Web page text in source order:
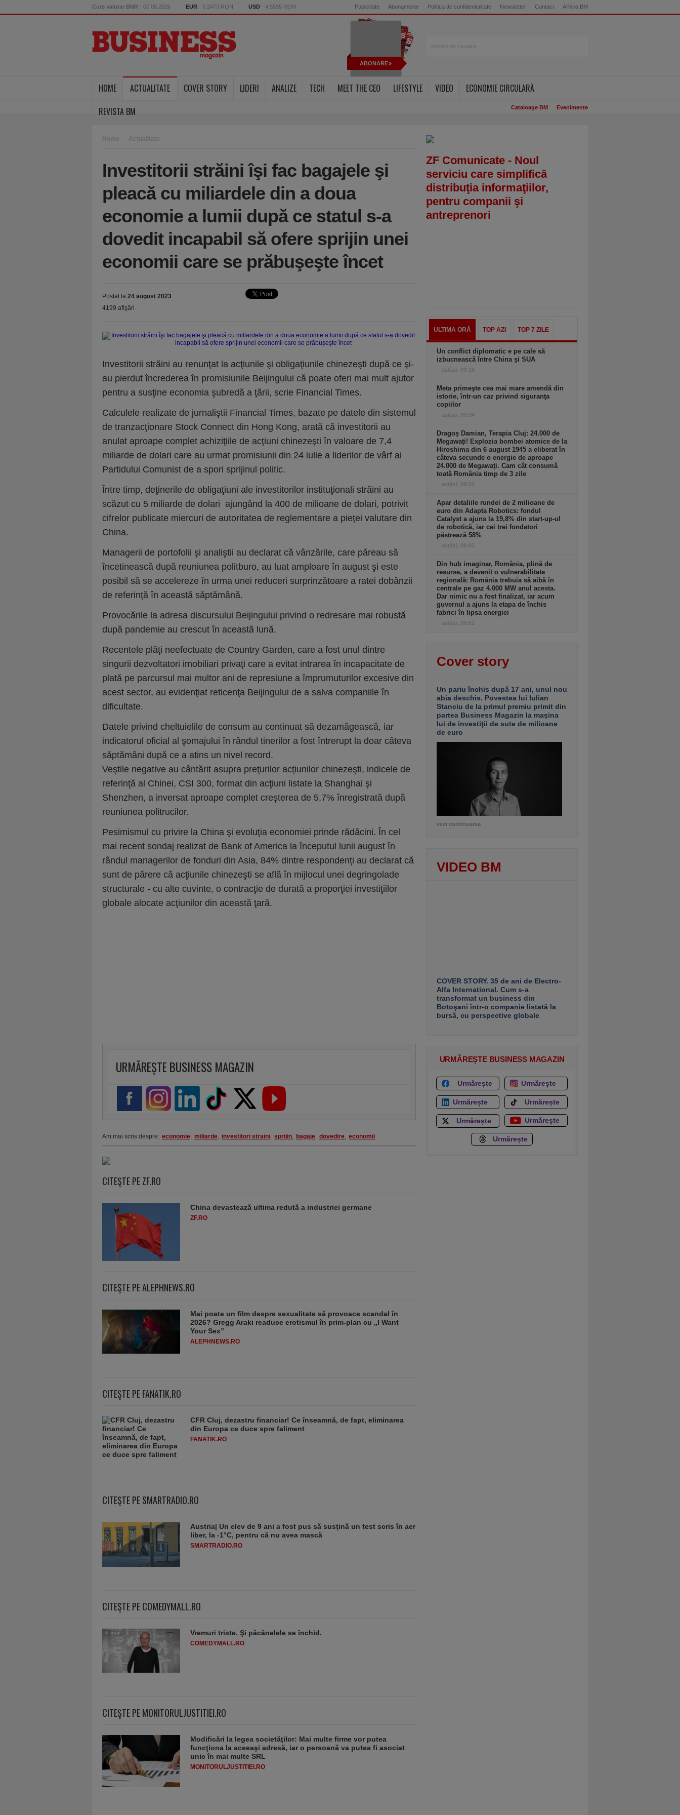
Curs valutar BNR - 07.08.2026 EUR - 5.2473 RON USD - 4.5595 RON Publicitate Abonamente Politica de confidentialitate Newsletter Contact Arhiva BM
ABONARE
HOME ACTUALITATE COVER STORY LIDERI ANALIZE TECH MEET THE CEO LIFESTYLE VIDEO
ECONOMIE CIRCULARĂ
REVISTA BM
Cataloage BM Evenimente
Home Actualitate
Investitorii străini îşi fac bagajele şi
pleacă cu miliardele din a doua
economie a lumii după ce statul s-a
dovedit incapabil să ofere sprijin unei
economii care se prăbuşeşte încet
Postat la 24 august 2023
4199 afişări
Investitorii străini au renunţat la acţiunile şi obligaţiunile chinezeşti după ce şi-
au pierdut încrederea în promisiunile Beijingului că poate oferi mai mult ajutor
pentru a susţine economia şubredă a ţării, scrie Financial Times.
Calculele realizate de jurnaliştii Financial Times, bazate pe datele din sistemul
de tranzacţionare Stock Connect din Hong Kong, arată că investitorii au
anulat aproape complet achiziţiile de acţiuni chinezeşti în valoare de 7,4
miliarde de dolari care au urmat promisiunii din 24 iulie a liderilor de vârf ai
Partidului Comunist de a spori sprijinul politic.
Între timp, deţinerile de obligaţiuni ale investitorilor instituţionali străini au
scăzut cu 5 miliarde de dolari ajungând la 400 de milioane de dolari, potrivit
cifrelor publicate miercuri de autoritatea de reglementare a pieţei valutare din
China.
Managerii de portofolii şi analiştii au declarat că vânzările, care păreau să
încetinească după reuniunea politburo, au luat amploare în august şi este
posibil să se accelereze în urma unei reduceri surprinzătoare a ratei dobânzii
de referinţă în această săptămână.
Provocările la adresa discursului Beijingului privind o redresare mai robustă
după pandemie au crescut în această lună.
Recentele plăţi neefectuate de Country Garden, care a fost unul dintre
singurii dezvoltatori imobiliari privaţi care a evitat intrarea în incapacitate de
plată pe parcursul mai multor ani de represiune a împrumuturilor excesive din
acest sector, au evidenţiat reticenţa Beijingului de a salva companiile în
dificultate.
Datele privind cheltuielile de consum au continuat să dezamăgească, iar
indicatorul oficial al şomajului în rândul tinerilor a fost întrerupt la doar câteva
săptămâni după ce a atins un nivel record.
Veştile negative au cântărit asupra preţurilor acţiunilor chinezeşti, indicele de
referinţă al Chinei, CSI 300, format din acţiuni listate la Shanghai şi
Shenzhen, a inversat aproape complet creşterea de 5,7% înregistrată după
reuniunea politrucilor.
Pesimismul cu privire la China şi evoluţia economiei prinde rădăcini. În cel
mai recent sondaj realizat de Bank of America la începutul lunii august în
rândul managerilor de fonduri din Asia, 84% dintre respondenţi au declarat că
sunt de părere că acţiunile chinezeşti se află în mijlocul unei degringolade
structurale - cu alte cuvinte, o contracţie de durată a proporţiei investiţiilor
globale alocate acţiunilor din această ţară.
URMĂREȘTE BUSINESS MAGAZIN
Am mai scris despre: economie, miliarde, investitori straini, sprijin, bagaje, dovedire, economii
CITEŞTE PE ZF.RO
China devastează ultima redută a industriei germane
ZF.RO
CITEŞTE PE ALEPHNEWS.RO
Mai poate un film despre sexualitate să provoace scandal în
2026? Gregg Araki readuce erotismul în prim-plan cu „I Want
Your Sex”
ALEPHNEWS.RO
CITEŞTE PE FANATIK.RO
CFR Cluj, dezastru financiar! Ce înseamnă, de fapt, eliminarea
din Europa ce duce spre faliment
FANATIK.RO
CITEŞTE PE SMARTRADIO.RO
Austria| Un elev de 9 ani a fost pus să susţină un test scris în aer
liber, la -1°C, pentru că nu avea mască
SMARTRADIO.RO
CITEŞTE PE COMEDYMALL.RO
Vremuri triste. Şi păcănelele se închid.
COMEDYMALL.RO
CITEŞTE PE MONITORULJUSTITIEI.RO
Modificări la legea societăţilor: Mai multe firme vor putea
funcţiona la aceeaşi adresă, iar o persoană va putea fi asociat
unic în mai multe SRL
MONITORULJUSTITIEI.RO
ZF Comunicate - Noul
serviciu care simplifică
distribuţia informaţiilor,
pentru companii şi
antreprenori
ULTIMA ORĂ TOP AZI TOP 7 ZILE
Un conflict diplomatic e pe cale să
izbucnească între China şi SUA
astăzi, 09:16
Meta primeşte cea mai mare amendă din
istorie, într-un caz privind siguranţa
copiilor
astăzi, 09:04
Dragoş Damian, Terapia Cluj: 24.000 de
Megawaţi! Explozia bombei atomice de la
Hiroshima din 6 august 1945 a eliberat în
câteva secunde o energie de aproape
24.000 de Megawaţi. Cam cât consumă
toată România timp de 3 zile
astăzi, 09:03
Apar detaliile rundei de 2 milioane de
euro din Adapta Robotics: fondul
Catalyst a ajuns la 19,8% din start-up-ul
de robotică, iar cei trei fondatori
păstrează 58%
astăzi, 09:02
Din hub imaginar, România, plină de
resurse, a devenit o vulnerabilitate
regională: România trebuia să aibă în
centrale pe gaz 4.000 MW anul acesta.
Dar nimic nu a fost finalizat, iar acum
guvernul a ajuns la etapa de închis
fabrici în lipsa energiei
astăzi, 09:01
Cover story
Un pariu închis după 17 ani, unul nou
abia deschis. Povestea lui Iulian
Stanciu de la primul premiu primit din
partea Business Magazin la maşina
lui de investiţii de sute de milioane
de euro
vezi continuarea
VIDEO BM
COVER STORY. 35 de ani de Electro-
Alfa International. Cum s-a
transformat un business din
Botoşani într-o companie listată la
bursă, cu perspective globale
URMĂREȘTE BUSINESS MAGAZIN
Urmărește Urmărește
Urmărește Urmărește
Urmărește Urmărește
Urmărește